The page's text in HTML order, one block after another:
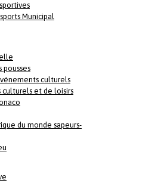
Municipal
pousses
culturels
culturels et de loisirs
du monde sapeurs-